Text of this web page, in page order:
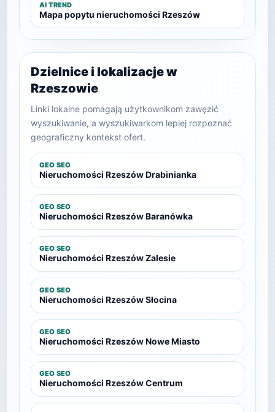
AI TREND
Mapa popytu nieruchomości Rzeszów
Dzielnice i lokalizacje w
Rzeszowie
Linki lokalne pomagają użytkownikom zawęzić
wyszukiwanie, a wyszukiwarkom lepiej rozpoznać
geograficzny kontekst ofert.
GEO SEO
Nieruchomości Rzeszów Drabinianka
GEO SEO
Nieruchomości Rzeszów Baranówka
GEO SEO
Nieruchomości Rzeszów Zalesie
GEO SEO
Nieruchomości Rzeszów Słocina
GEO SEO
Nieruchomości Rzeszów Nowe Miasto
GEO SEO
Nieruchomości Rzeszów Centrum